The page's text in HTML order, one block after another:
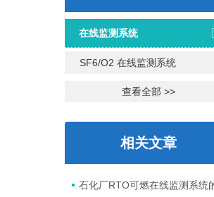
在线监测系统
SF6/O2 在线监测系统
查看全部 >>
相关文章